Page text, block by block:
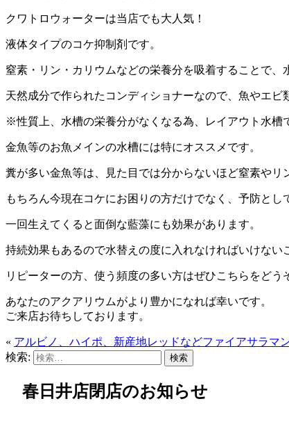
クワトロウォーターは当店でも大人気！
液体タイプのコケ抑制剤です。
窒素・リン・カリウムなどの栄養分を吸着することで
天然成分で作られたコンディショナーなので、魚やエビ
※性質上、水槽の栄養分がなくなる為、レイアウト水槽
金魚等のお魚メインの水槽には特にオススメです。
糞が多い金魚等は、見た目では分からないほど窒素やリ
もちろん今現在コケにお困りの方だけでなく、予防とし
一回生えてくると面倒な藍藻にも効果があります。
持続効果もあるので水替えの度に入れなければいけない
リピーターの方、使う頻度の多い方はぜひこちらをどう
あなたのアクアリウムがより豊かになれば幸いです。
ご来店お待ちしております。
« アルビノ、ハイポ、新産地レッドなどファイアサラマ
検索:
春日井店閉店のお知らせ